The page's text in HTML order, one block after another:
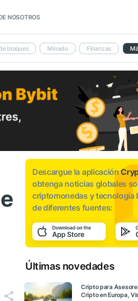
NOSOTROS
bloques Minado Finanzas
Descargue la aplicación
obtenga noticias globales
criptomonedas y tecnología
de diferentes fuentes:
Últimas novedades
Cripto para
Cripto en Europa,